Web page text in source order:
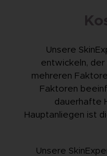
Unsere
entwickeln,
mehreren
Faktoren
dauerhafte
Hauptanliegen ist
Unsere